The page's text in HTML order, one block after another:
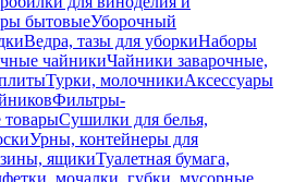
бытовыеУборочный
Ведра, тазы для уборкиНаборы
чайникиЧайники заварочные,
Турки, молочникиАксессуары
Фильтры-
товарыСушилки для белья,
Урны, контейнеры для
ящикиТуалетная бумага,
мочалки, губки, мусорные